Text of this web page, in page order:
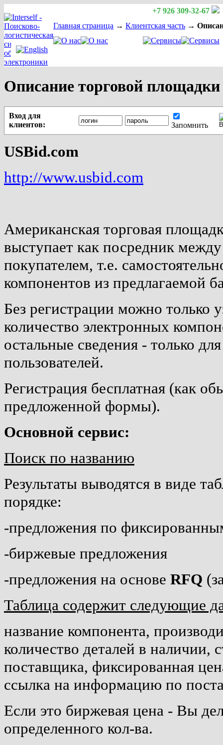
+7 926 309-32-67
Главная страница → Клиентская часть →
Описание торговой площадки
Вход для
клиентов:
Запомнить
USBid.com
http://www.usbid.com
Американская торговая
выступает как посредник
покупателем, т.е.
компонентов из предлагаемой
Без регистрации можно только
количество электронных
остальные сведения - только
пользователей.
Регистрация бесплатная (как
предложенной формы).
Основной сервис:
Поиск по названию
Результаты выводятся в виде
порядке:
-предложения по
-биржевые предложения
-предложения на основе RFQ
Таблица содержит следующие
название компонента,
количество деталей в наличии,
поставщика, фиксированная
ссылка на информацию по
Если это биржевая цена - Вы
определенного кол-ва.